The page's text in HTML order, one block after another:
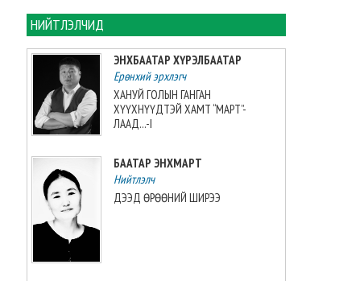
Монголын баг, Хятадын
багийг 3:0-ээр буулган авлаа
2026-08-08 07:05:00
Таеквондо-гийн “Grand slam”-
2026-08-08 07:00:00
ЗУРХАЙ: Үс шинээр үргээлгэх
НИЙТЛЭЛЧИД
ЭНХБААТАР ХҮРЭЛБААТАР
Ерөнхий эрхлэгч
ХАНУЙ ГОЛЫН ГАНГАН
ХҮҮХНҮҮДТЭЙ ХАМТ “МАРТ”-
ЛААД...-I
БААТАР ЭНХМАРТ
Нийтлэлч
ДЭЭД ӨРӨӨНИЙ ШИРЭЭ